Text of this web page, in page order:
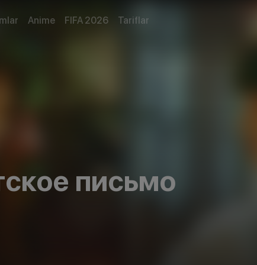
Anime FIFA 2026 Tariflar
письмо